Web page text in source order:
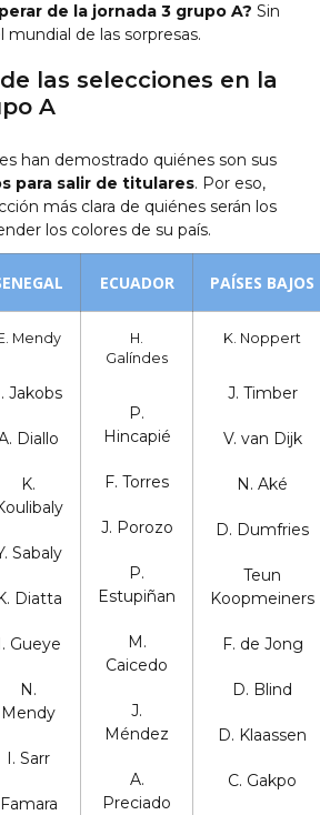
de la jornada 3 grupo A? Sin
de las sorpresas.
las selecciones en la
A
han demostrado quiénes son sus
para salir de titulares. Por eso,
más clara de quiénes serán los
los colores de su país.
ECUADOR PAÍSES BAJOS
Mendy
Jakobs
Diallo
K.
Sabaly
Diatta
I. Gueye
N.
Mendy
I. Sarr
Famara
H.
Galíndes
P.
Hincapié
F. Torres
J. Porozo
P.
Estupiñan
M.
Caicedo
J.
Méndez
A.
Preciado
K. Noppert
J. Timber
V. van Dijk
N. Aké
D. Dumfries
Teun
Koopmeiners
F. de Jong
D. Blind
D. Klaassen
C. Gakpo